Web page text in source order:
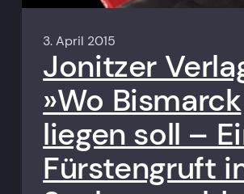
3. April 2015
Jonitzer
»Wo Bismarck
liegen soll –
Fürstengruft